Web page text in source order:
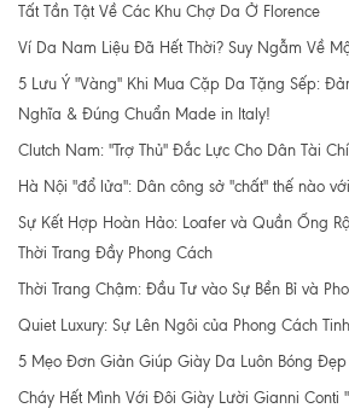
Tất Tần Tật Về Các Khu Chợ Da Ở Florence
Ví Da Nam Liệu Đã Hết Thời? Suy Ngẫm Về
5 Lưu Ý "Vàng" Khi Mua Cặp Da Tặng Sếp:
Nghĩa & Đúng Chuẩn Made in Italy!
Clutch Nam: "Trợ Thủ" Đắc Lực Cho Dân Tài
Hà Nội "đổ lửa": Dân công sở "chất" thế nào
Sự Kết Hợp Hoàn Hảo: Loafer và Quần Ống
Thời Trang Đầy Phong Cách
Thời Trang Chậm: Đầu Tư vào Sự Bền Bỉ và
Quiet Luxury: Sự Lên Ngôi của Phong Cách
5 Mẹo Đơn Giản Giúp Giày Da Luôn Bóng Đẹp
Cháy Hết Mình Với Đôi Giày Lười Gianni Conti